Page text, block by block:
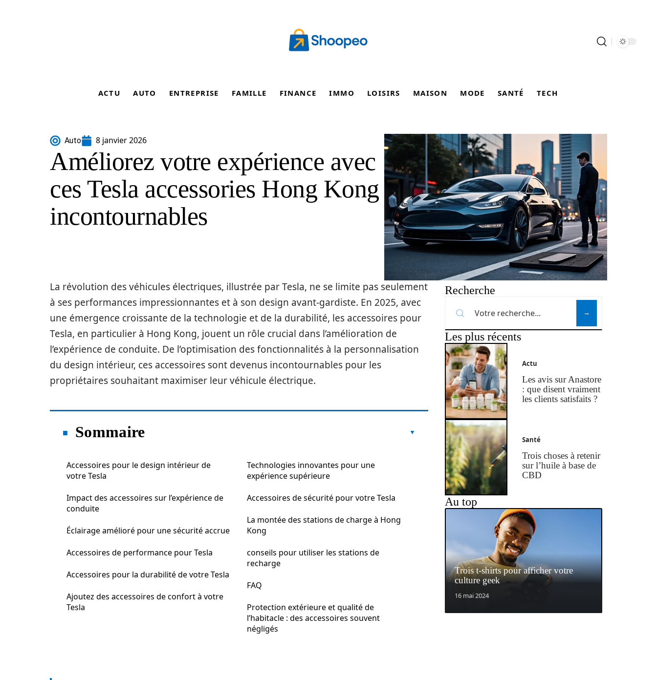
ACTU AUTO ENTREPRISE FAMILLE FINANCE IMMO LOISIRS MAISON MODE SANTÉ TECH
Auto 8 janvier 2026
Améliorez votre expérience avec
ces Tesla accessories Hong Kong
incontournables
La révolution des véhicules électriques, illustrée par Tesla, ne se limite pas seulement
à ses performances impressionnantes et à son design avant-gardiste. En 2025, avec
une émergence croissante de la technologie et de la durabilité, les accessoires pour
Tesla, en particulier à Hong Kong, jouent un rôle crucial dans l’amélioration de
l’expérience de conduite. De l’optimisation des fonctionnalités à la personnalisation
du design intérieur, ces accessoires sont devenus incontournables pour les
propriétaires souhaitant maximiser leur véhicule électrique.
Sommaire
Accessoires pour le design intérieur de
votre Tesla
Impact des accessoires sur l’expérience de
conduite
Éclairage amélioré pour une sécurité accrue
Accessoires de performance pour Tesla
Accessoires pour la durabilité de votre Tesla
Ajoutez des accessoires de confort à votre
Tesla
Technologies innovantes pour une
expérience supérieure
Accessoires de sécurité pour votre Tesla
La montée des stations de charge à Hong
Kong
conseils pour utiliser les stations de
recharge
FAQ
Protection extérieure et qualité de
l’habitacle : des accessoires souvent
négligés
Recherche
Les plus récents
Actu
Les avis sur Anastore
: que disent vraiment
les clients satisfaits ?
Santé
Trois choses à retenir
sur l’huile à base de
CBD
Au top
Trois t-shirts pour afficher votre
culture geek
16 mai 2024